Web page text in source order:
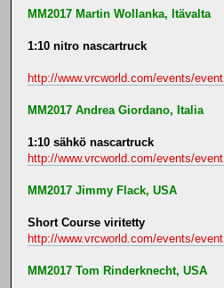
MM2017 Martin Wollanka, Itävalta
1:10 nitro nascartruck
http://www.vrcworld.com/events/
MM2017 Andrea Giordano, Italia
1:10 sähkö nascartruck
http://www.vrcworld.com/events/
MM2017 Jimmy Flack, USA
Short Course viritetty
http://www.vrcworld.com/events/
MM2017 Tom Rinderknecht, USA